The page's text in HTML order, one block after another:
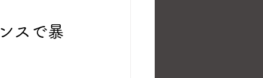
スで暴